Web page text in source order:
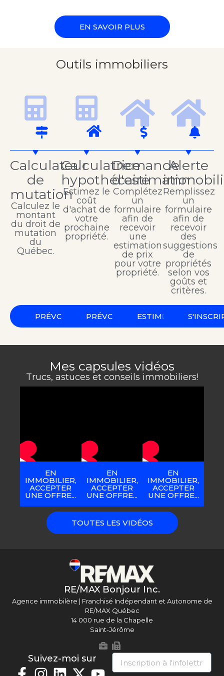
EN SAVOIR PLUS
Outils immobiliers
Calculateur
de
mutation
Calculez le
montant
du droit de
mutation
du
Québec.
PRÉVOIR
Calculatrice
hypothécaire
Estimez le
coût
d'achat de
votre
prochaine
propriété.
PRÉVOIR
Demande
d'estimation
Complétez
un
formulaire
afin de
recevoir
une
estimation
de prix
pour votre
propriété.
ESTIMER
Alerte
Remplissez
un
formulaire
afin de
recevoir
des
suggestions
de
propriétés
selon vos
goûts et
critères.
Mes capsules vidéos
Trucs, astuces et conseils immobiliers!
EN
IMMOBILIER,
ACCEPTER
UNE OFFRE...
EN
IMMOBILIER,
ACCEPTER
UNE OFFRE...
EN
IMMOBILIER,
ACCEPTER
UNE OFFRE...
TOUTES LES VIDÉOS
RE/MAX Bonjour Inc.
Agence immobilère | Franchisé Indépendant et Autonome de
RE/MAX Québec
14 000 rue de la Chapelle
Saint-Jérôme
Suivez-moi sur